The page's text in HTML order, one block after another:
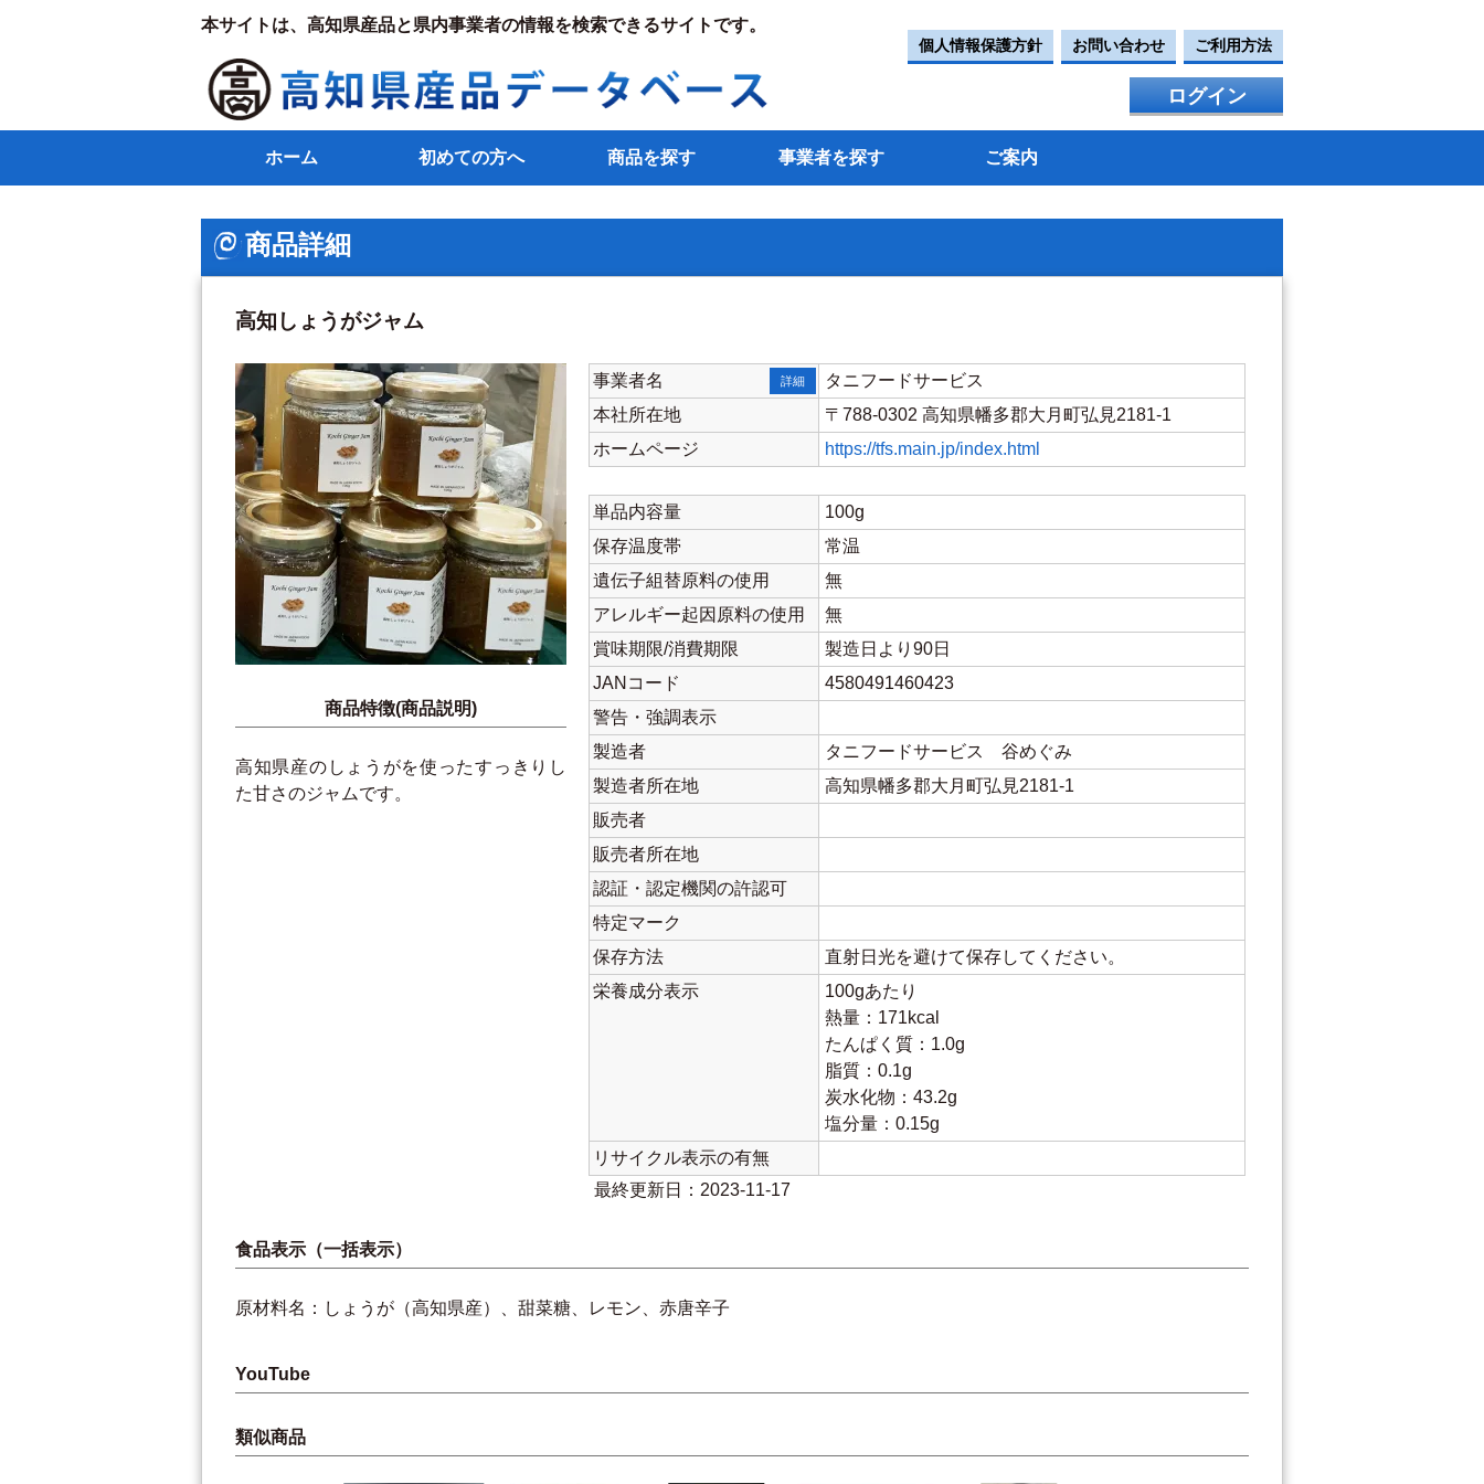
本サイトは、高知県産品と県内事業者の情報を検索できるサイトです。
個人情報保護方針 お問い合わせ ご利用方法
ログイン
ホーム 初めての方へ 商品を探す 事業者を探す ご案内
商品詳細
高知しょうがジャム
商品特徴(商品説明)
高知県産のしょうがを使ったすっきりし
た甘さのジャムです。
事業者名 詳細
タニフードサービス
本社所在地
〒788-0302 高知県幡多郡大月町弘見2181-1
ホームページ
https://tfs.main.jp/index.html
単品内容量
100g
保存温度帯
常温
遺伝子組替原料の使用
無
アレルギー起因原料の使用
無
賞味期限/消費期限
製造日より90日
JANコード
4580491460423
警告・強調表示
製造者
タニフードサービス 谷めぐみ
製造者所在地
高知県幡多郡大月町弘見2181-1
販売者
販売者所在地
認証・認定機関の許認可
特定マーク
保存方法
直射日光を避けて保存してください。
栄養成分表示
100gあたり
熱量：171kcal
たんぱく質：1.0g
脂質：0.1g
炭水化物：43.2g
塩分量：0.15g
リサイクル表示の有無
最終更新日：2023-11-17
食品表示（一括表示）
原材料名：しょうが（高知県産）、甜菜糖、レモン、赤唐辛子
YouTube
類似商品